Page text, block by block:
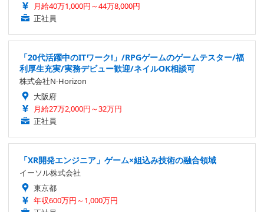
月給40万1,000円～44万8,000円
正社員
「20代活躍中のITワーク!」/RPGゲームのゲームテスター/福
利厚生充実/実務デビュー歓迎/ネイルOK相談可
株式会社N-Horizon
大阪府
月給27万2,000円～32万円
正社員
「XR開発エンジニア」ゲーム×組込み技術の融合領域
イーソル株式会社
東京都
年収600万円～1,000万円